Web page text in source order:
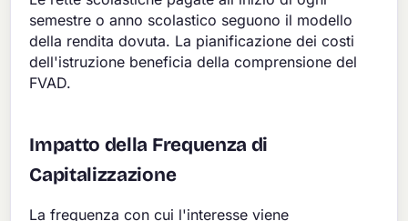
semestre o anno scolastico seguono il modello
della rendita dovuta. La pianificazione dei costi
dell'istruzione beneficia della comprensione del
FVAD.
Impatto della Frequenza di
Capitalizzazione
La frequenza con cui l'interesse viene